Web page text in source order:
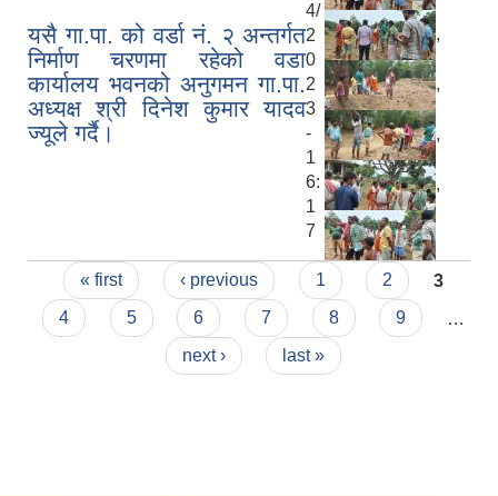
यसै गा.पा. को वर्डा नं. २ अन्तर्गत
निर्माण चरणमा रहेको वडा
कार्यालय भवनको अनुगमन गा.पा.
अध्यक्ष श्री दिनेश कुमार यादव
ज्यूले गर्दै।
4/
2
0
2
3
-
1
6:
1
7
,
,
,
,
Pages
« first ‹ previous 1 2
3
4
5 6 7 8 9
next ›
last »